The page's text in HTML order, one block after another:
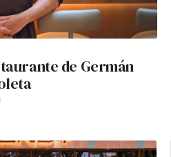
de Germán